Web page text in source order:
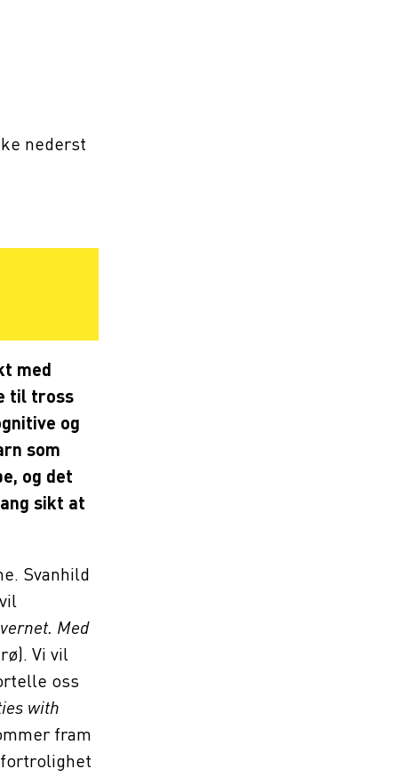
nederst
med
til tross
og
som
og det
sikt at
Svanhild
Med
Vi vil
oss
with
fram